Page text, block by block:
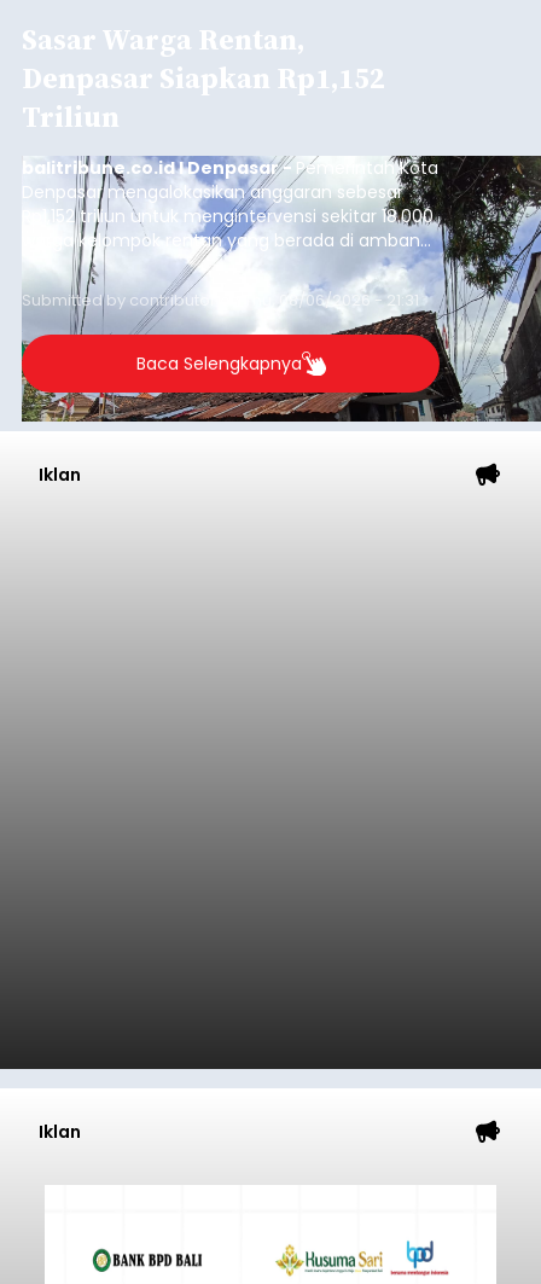
Sasar Warga Rentan,
Denpasar Siapkan Rp1,152
Triliun
balitribune.co.id I Denpasar - Pemerintah Kota
Denpasar mengalokasikan anggaran sebesar
Rp1,152 triliun untuk mengintervensi sekitar 18.000
warga kelompok rentan yang berada di ambang
garis kemiskinan. Langkah strategis ini diambil
guna menjaga masyarakat yang berada pada
kelompok desil 5 dan 6 tersebut agar tidak
merosot ke kategori miskin.
Submitted by contributor Thu, 08/06/2026 - 21:31
Baca Selengkapnya
Iklan
Iklan